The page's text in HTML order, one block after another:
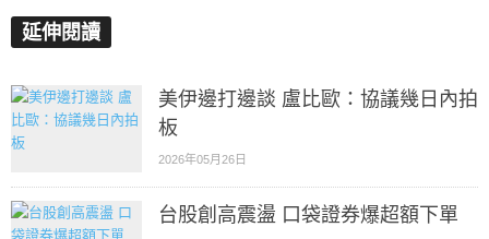
延伸閱讀
美伊邊打邊談 盧比歐：協議幾日內拍
板
2026年05月26日
台股創高震盪 口袋證券爆超額下單